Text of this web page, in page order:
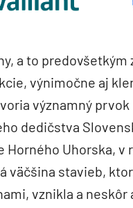
a to predovšetkým
výnimočne aj
významný­
dedičstva
Horného Uhorska, v
väčšina stavieb,
vznikla a neskôr